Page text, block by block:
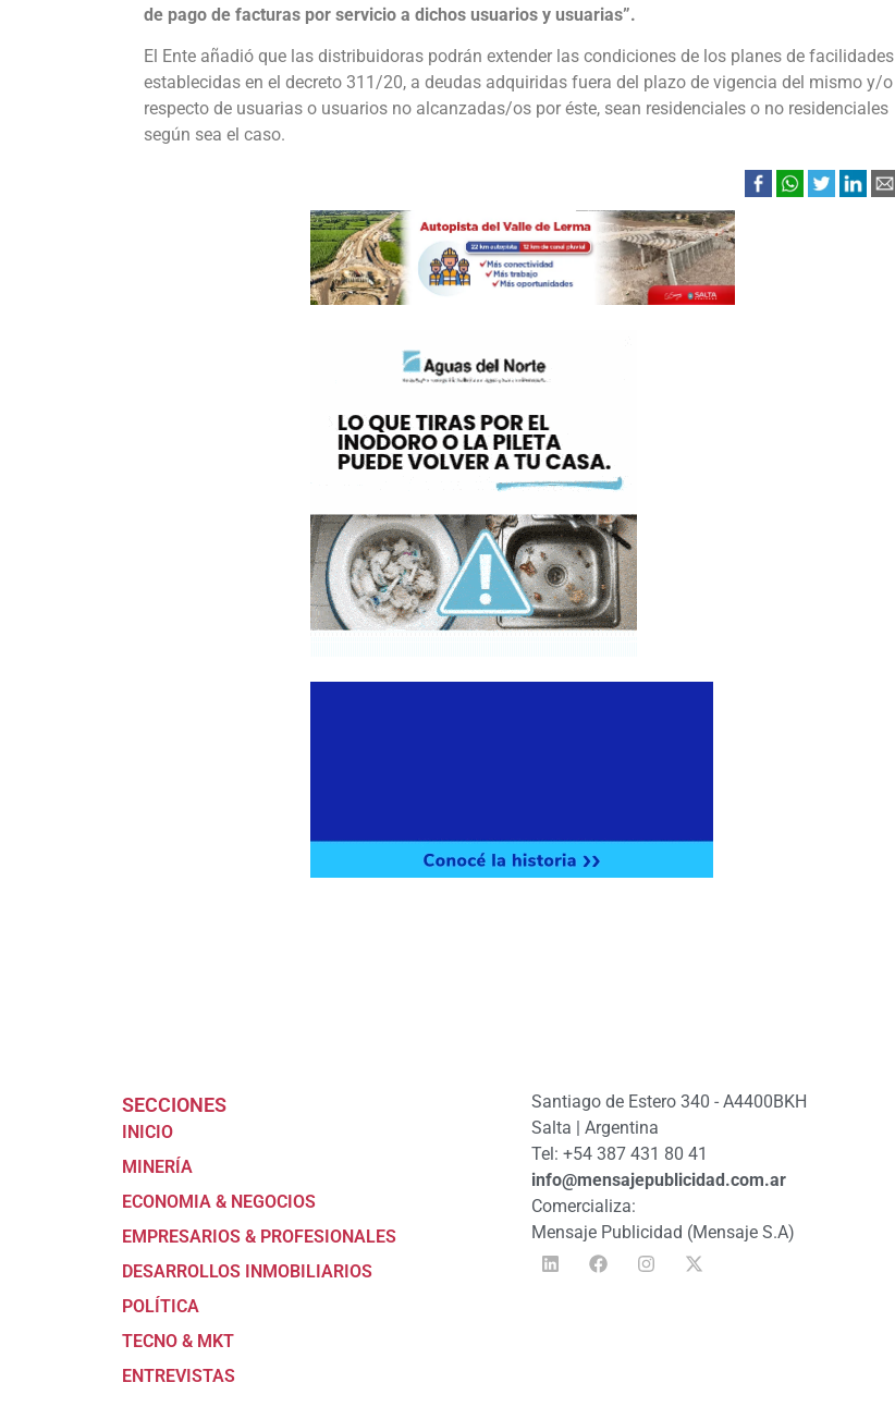
de pago de facturas por servicio a dichos usuarios y usuarias”.
El Ente añadió que las distribuidoras podrán extender las condiciones de los planes de facilidades
establecidas en el decreto 311/20, a deudas adquiridas fuera del plazo de vigencia del mismo y/o
respecto de usuarias o usuarios no alcanzadas/os por éste, sean residenciales o no residenciales
según sea el caso.
SECCIONES
INICIO
MINERÍA
ECONOMIA & NEGOCIOS
EMPRESARIOS & PROFESIONALES
DESARROLLOS INMOBILIARIOS
POLÍTICA
TECNO & MKT
ENTREVISTAS
Santiago de Estero 340 - A4400BKH
Salta | Argentina
Tel: +54 387 431 80 41
info@mensajepublicidad.com.ar
Comercializa:
Mensaje Publicidad (Mensaje S.A)